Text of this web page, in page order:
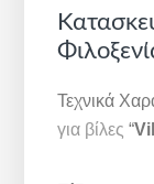
Τεχνικά
για βίλες “